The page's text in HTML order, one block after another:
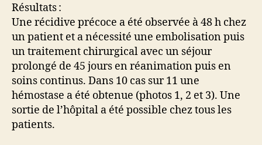
Résultats :
Une récidive précoce a été observée à 48 h chez
un patient et a nécessité une embolisation puis
un traitement chirurgical avec un séjour
prolongé de 45 jours en réanimation puis en
soins continus. Dans 10 cas sur 11 une
hémostase a été obtenue (photos 1, 2 et 3). Une
sortie de l’hôpital a été possible chez tous les
patients.